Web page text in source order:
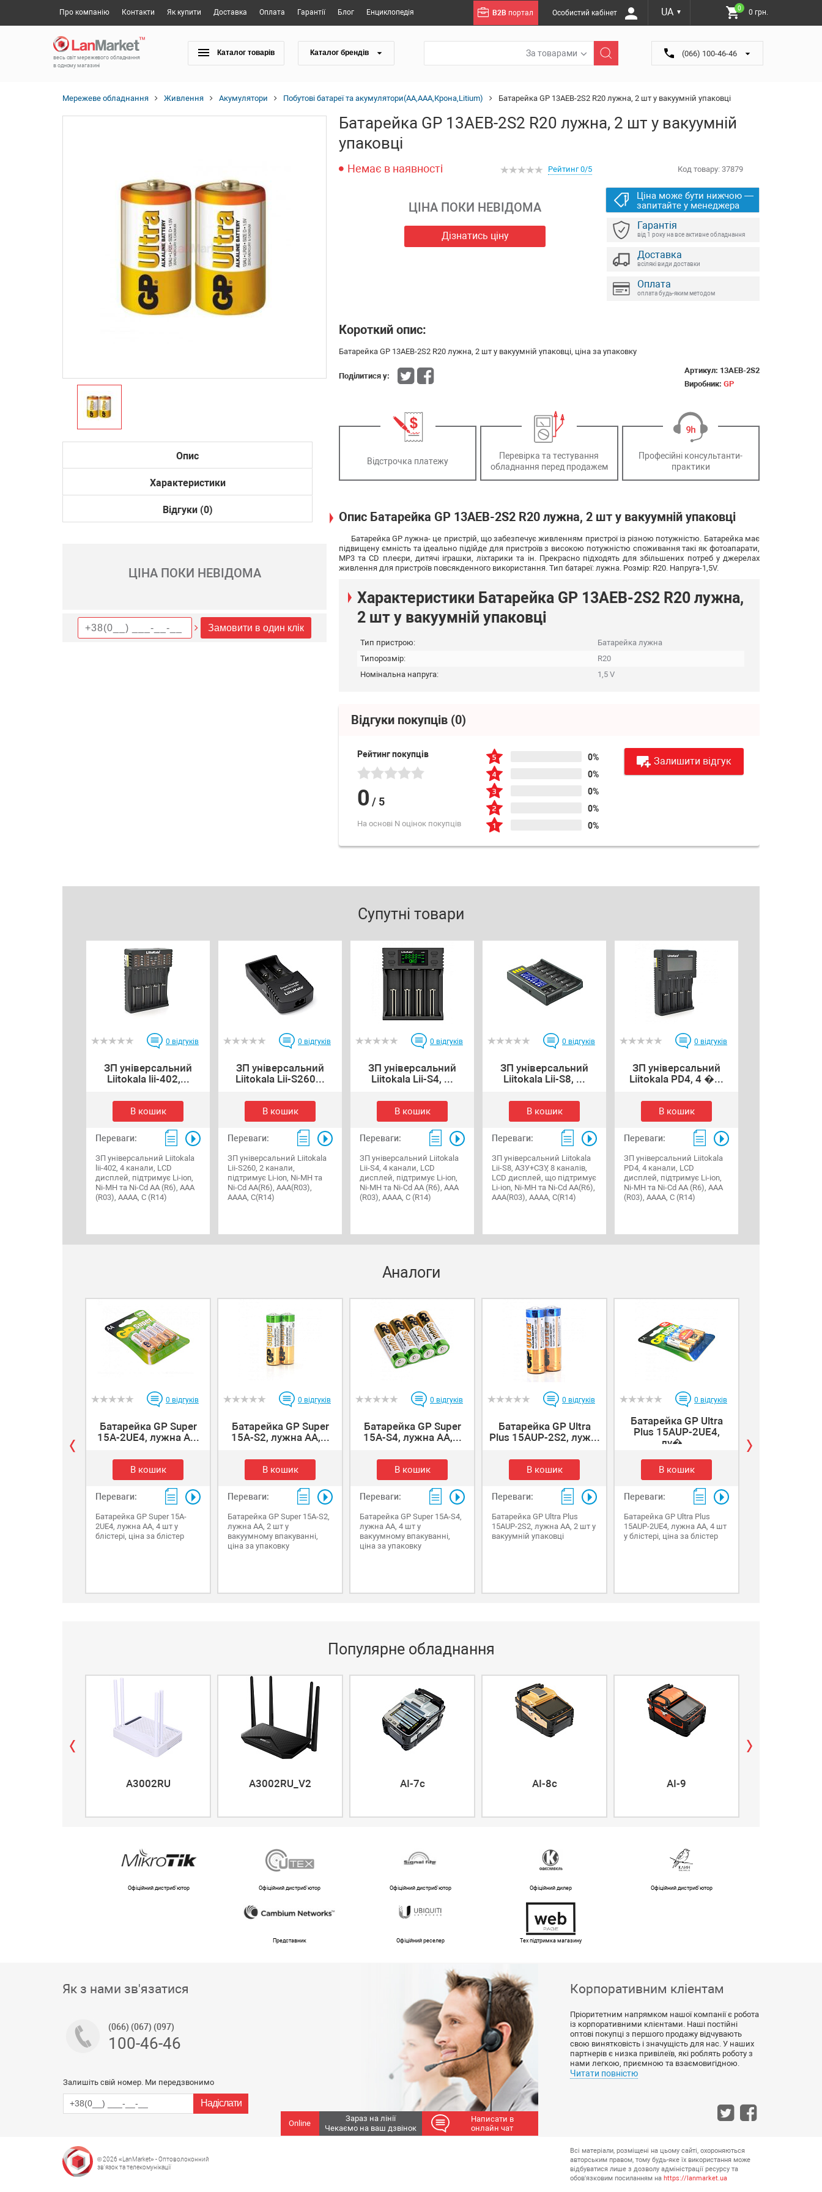
Про компанію Контакти Як купити Доставка Оплата Гарантії Блог Енциклопедія B2B портал Особистий кабінет UA ▼
0 0 грн.
весь світ мережевого обладнання
в одному магазині
Каталог товарів Каталог брендів За товарами (066) 100-46-46
Мережеве обладнання Живлення Акумулятори Побутові батареї та акумулятори(АА,ААА,Крона,Litium) Батарейка GP 13AEB-2S2 R20 лужна, 2 шт у вакуумній упаковці
Опис
Характеристики
Відгуки (0)
ЦІНА ПОКИ НЕВІДОМА
Замовити в один клік
Батарейка GP 13AEB-2S2 R20 лужна, 2 шт у вакуумній
упаковці
Немає в наявності Код товару: 37879
Рейтинг 0/5
ЦІНА ПОКИ НЕВІДОМА
Дізнатись ціну
Ціна може бути нижчою —
запитайте у менеджера
Гарантія
від 1 року на все активне обладнання
Доставка
всілякі види доставки
Оплата
оплата будь-яким методом
Короткий опис:
Батарейка GP 13AEB-2S2 R20 лужна, 2 шт у вакуумній упаковці, ціна за упаковку
Артикул: 13AEB-2S2
Виробник: GP
Поділитися у:
Відстрочка платежу
Перевірка та тестування
обладнання перед продажем
Професійні консультанти-
практики
Опис Батарейка GP 13AEB-2S2 R20 лужна, 2 шт у вакуумній упаковці
Батарейка GP лужна- це пристрій, що забезпечує живленням пристрої із різною потужністю. Батарейка має
підвищену ємність та ідеально підійде для пристроїв з високою потужністю споживання такі як фотоапарати,
MP3 та CD плеєри, дитячі іграшки, ліхтарики та ін. Прекрасно підходять для збільшених потреб у джерелах
живлення для пристроїв повсякденного використання. Тип батареї: лужна. Розмір: R20. Напруга-1,5V.
Характеристики Батарейка GP 13AEB-2S2 R20 лужна,
2 шт у вакуумній упаковці
Тип пристрою:
Батарейка лужна
Типорозмір:
R20
Номінальна напруга:
1,5 V
Відгуки покупців (0)
Рейтинг покупців
0 / 5
На основі N оцінок покупців
0%
0%
0%
0%
0%
Залишити відгук
Супутні товари
0 відгуків
ЗП універсальний
Liitokala lii-402,...
В кошик
Переваги:
ЗП універсальний Liitokala
lii-402, 4 канали, LCD
дисплей, підтримує Li-ion,
Ni-MH та Ni-Cd AA (R6), ААA
(R03), AAAA, С (R14)
0 відгуків
ЗП універсальний
Liitokala Lii-S260...
В кошик
Переваги:
ЗП універсальний Liitokala
Lii-S260, 2 канали,
підтримує Li-ion, Ni-MH та
Ni-Cd AA(R6), ААA(R03),
AAAA, С(R14)
0 відгуків
ЗП універсальний
Liitokala Lii-S4, ...
В кошик
Переваги:
ЗП універсальний Liitokala
Lii-S4, 4 канали, LCD
дисплей, підтримує Li-ion,
Ni-MH та Ni-Cd AA (R6), ААA
(R03), AAAA, С (R14)
0 відгуків
ЗП універсальний
Liitokala Lii-S8, ...
В кошик
Переваги:
ЗП універсальний Liitokala
Lii-S8, АЗУ+СЗУ, 8 каналів,
LCD дисплей, що підтримує
Li-ion, Ni-MH та Ni-Cd AA(R6),
ААA(R03), AAAA, С(R14)
0 відгуків
ЗП універсальний
Liitokala PD4, 4 �...
В кошик
Переваги:
ЗП універсальний Liitokala
PD4, 4 канали, LCD
дисплей, підтримує Li-ion,
Ni-MH та Ni-Cd AA (R6), ААA
(R03), AAAA, С (R14)
Аналоги
0 відгуків
Батарейка GP Super
15A-2UE4, лужна A...
В кошик
Переваги:
Батарейка GP Super 15A-
2UE4, лужна AA, 4 шт у
блістері, ціна за блістер
0 відгуків
Батарейка GP Super
15A-S2, лужна AA,...
В кошик
Переваги:
Батарейка GP Super 15A-S2,
лужна AA, 2 шт у
вакуумному впакуванні,
ціна за упаковку
0 відгуків
Батарейка GP Super
15A-S4, лужна AA,...
В кошик
Переваги:
Батарейка GP Super 15A-S4,
лужна AA, 4 шт у
вакуумному впакуванні,
ціна за упаковку
0 відгуків
Батарейка GP Ultra
Plus 15AUP-2S2, луж...
В кошик
Переваги:
Батарейка GP Ultra Plus
15AUP-2S2, лужна AA, 2 шт у
вакуумній упаковці
0 відгуків
Батарейка GP Ultra
Plus 15AUP-2UE4,
лу�...
В кошик
Переваги:
Батарейка GP Ultra Plus
15AUP-2UE4, лужна AA, 4 шт
у блістері, ціна за блістер
Популярне обладнання
A3002RU A3002RU_V2 AI-7c AI-8c AI-9
Офіційний дистриб'ютор Офіційний дистриб'ютор Офіційний дистриб'ютор Офіційний дилер Офіційний дистриб'ютор
Представник Офіційний реселер Тех підтримка магазину
Як з нами зв'язатися
(066) (067) (097)
100-46-46
Залишіть свій номер. Ми передзвонимо
Корпоративним кліентам
Пріоритетним напрямком нашої компанії є робота
із корпоративними клієнтами. Наші постійні
оптові покупці з першого продажу відчувають
свою винятковість і значущість для нас. У наших
партнерів є низка привілеїв, які роблять роботу з
нами легкою, приємною та взаємовигідною.
Читати повністю
Online
Зараз на лінії
Чекаємо на ваш дзвінок
Написати в
онлайн чат
© 2026 «LanMarket» - Оптоволоконний
зв'язок та телекомунікації
Всі матеріали, розміщені на цьому сайті, охороняються
авторським правом, тому будь-яке їх використання може
відбуватися лише з дозволу адміністрації ресурсу та
обов'язковим посиланням на https://lanmarket.ua